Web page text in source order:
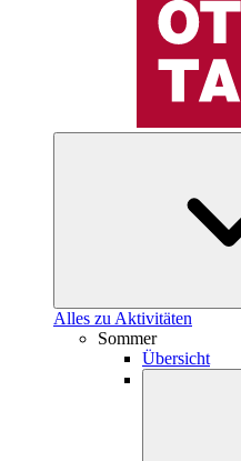
Alles zu Aktivitäten
Sommer
Übersicht